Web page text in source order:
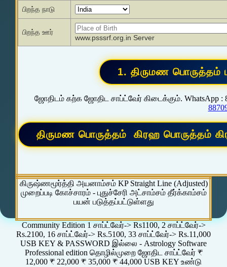
பிறந்த நாடு
பிறந்த ஊர்
www.psssrf.org.in Server
ஜோதிடம் கற்க ஜோதிட சாப்ட்வேர் கிடைக்கும். WhatsApp :
கிருஷ்ணமூர்த்தி அயனாம்சம் KP Straight Line (Adjusted)
முறைப்படி கோச்சாரம் - புதுச்சேரி அட்சாம்சம் தீர்க்காம்சம்
பயன் படுத்தப்பட்டுள்ளது
Community Edition 1 சாப்ட்வேர்-> Rs1100, 2 சாப்ட்வேர்->
Rs.2100, 16 சாப்ட்வேர்-> Rs.5100, 33 சாப்ட்வேர்-> Rs.11,000
USB KEY & PASSWORD இல்லை - Astrology Software
Professional edition தொழில்முறை ஜோதிட சாப்ட்வேர் ₹
12,000 ₹ 22,000 ₹ 35,000 ₹ 44,000 USB KEY உண்டு